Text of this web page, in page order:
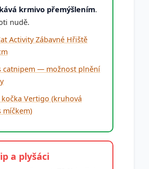
krmivo přemýšlením.
nudě.
Activity Zábavné Hřiště
catnipem — možnost plnění
kočka Vertigo (kruhová
míčkem)
a plyšáci